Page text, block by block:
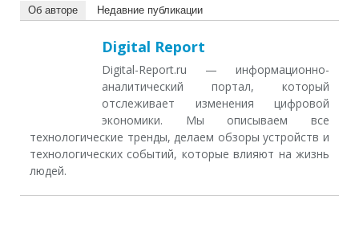
Об авторе Недавние публикации
Digital Report
Digital-Report.ru — информационно-
аналитический портал, который
отслеживает изменения цифровой
экономики. Мы описываем все
технологические тренды, делаем обзоры устройств и
технологических событий, которые влияют на жизнь
людей.